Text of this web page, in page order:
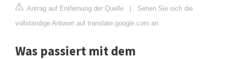
Antrag auf Entfernung der Quelle | Sehen Sie sich die
vollständige Antwort auf translate.google.com an
Was passiert mit dem